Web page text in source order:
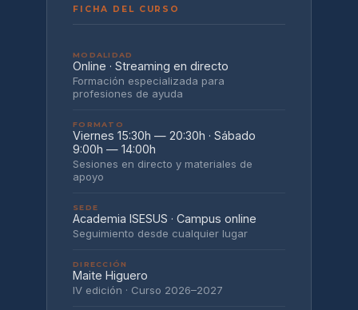
FICHA DEL CURSO
MODALIDAD
Online · Streaming en directo
Formación especializada para
profesiones de ayuda
FORMATO
Viernes 15:30h — 20:30h · Sábado
9:00h — 14:00h
Sesiones en directo y materiales de
apoyo
SEDE
Academia ISESUS · Campus online
Seguimiento desde cualquier lugar
DIRECCIÓN
Maite Higuero
IV edición · Curso 2026–2027